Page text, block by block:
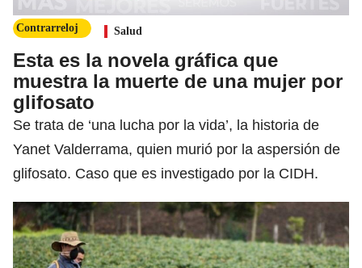
Contrarreloj Salud
Esta es la novela gráfica que
muestra la muerte de una mujer por
glifosato
Se trata de ‘una lucha por la vida’, la historia de
Yanet Valderrama, quien murió por la aspersión de
glifosato. Caso que es investigado por la CIDH.